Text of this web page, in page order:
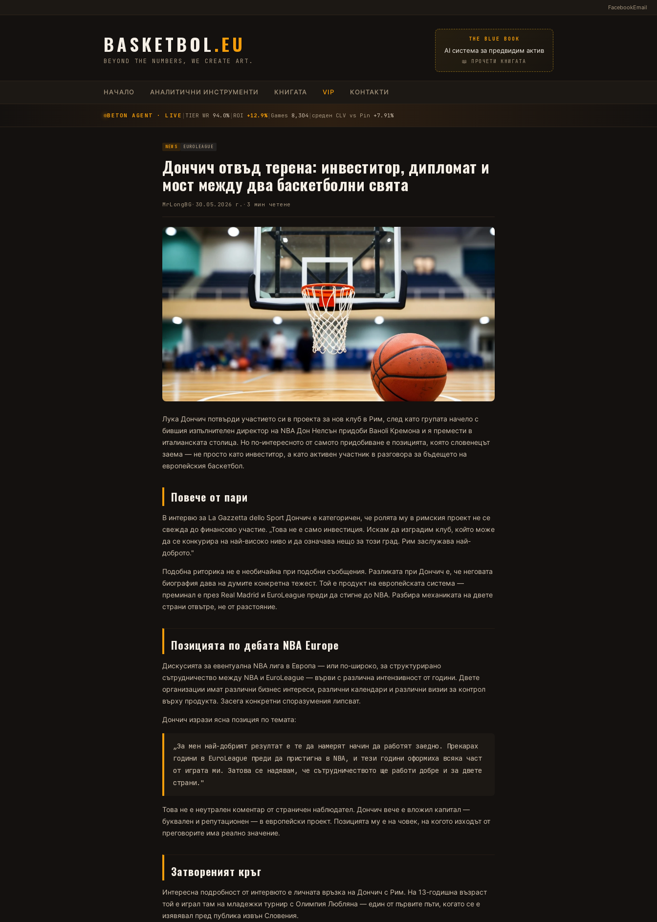
FacebookEmail
BASKETBOL.EU
BEYOND THE NUMBERS, WE CREATE ART.
THE BLUE BOOK
AI система за предвидим актив
📖 ПРОЧЕТИ КНИГАТА
НАЧАЛО АНАЛИТИЧНИ ИНСТРУМЕНТИ КНИГАТА VIP КОНТАКТИ
BETON AGENT · LIVE TIER WR 94.0% ROI +12.9% Games 8,304 среден CLV vs Pin +7.91%
NEWS EUROLEAGUE
Дончич отвъд терена: инвеститор, дипломат и
мост между два баскетболни свята
MrLongBG · 30.05.2026 г. · 3 мин четене
Лука Дончич потвърди участието си в проекта за нов клуб в Рим, след като групата начело с
бившия изпълнителен директор на NBA Дон Нелсън придоби Ванoli Кремона и я премести в
италианската столица. Но по-интересното от самото придобиване е позицията, която словенецът
заема — не просто като инвеститор, а като активен участник в разговора за бъдещето на
европейския баскетбол.
Повече от пари
В интервю за La Gazzetta dello Sport Дончич е категоричен, че ролята му в римския проект не се
свежда до финансово участие. „Това не е само инвестиция. Искам да изградим клуб, който може
да се конкурира на най-високо ниво и да означава нещо за този град. Рим заслужава най-
доброто."
Подобна риторика не е необичайна при подобни съобщения. Разликата при Дончич е, че неговата
биография дава на думите конкретна тежест. Той е продукт на европейската система —
преминал е през Real Madrid и EuroLeague преди да стигне до NBA. Разбира механиката на двете
страни отвътре, не от разстояние.
Позицията по дебата NBA Europe
Дискусията за евентуална NBA лига в Европа — или по-широко, за структурирано
сътрудничество между NBA и EuroLeague — върви с различна интензивност от години. Двете
организации имат различни бизнес интереси, различни календари и различни визии за контрол
върху продукта. Засега конкретни споразумения липсват.
Дончич изрази ясна позиция по темата:
„За мен най-добрият резултат е те да намерят начин да работят заедно. Прекарах
години в EuroLeague преди да пристигна в NBA, и тези години оформиха всяка част
от играта ми. Затова се надявам, че сътрудничеството ще работи добре и за двете
страни."
Това не е неутрален коментар от страничен наблюдател. Дончич вече е вложил капитал —
буквален и репутационен — в европейски проект. Позицията му е на човек, на когото изходът от
преговорите има реално значение.
Затвореният кръг
Интересна подробност от интервюто е личната връзка на Дончич с Рим. На 13-годишна възраст
той е играл там на младежки турнир с Олимпия Любляна — един от първите пъти, когато се е
изявявал пред публика извън Словения.